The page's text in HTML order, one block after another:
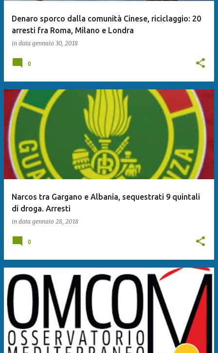
Denaro sporco dalla comunità Cinese, riciclaggio: 20
arresti fra Roma, Milano e Londra
in data gennaio 30, 2018
0
Narcos tra Gargano e Albania, sequestrati 9 quintali
di droga. Arresti
in data gennaio 28, 2018
0